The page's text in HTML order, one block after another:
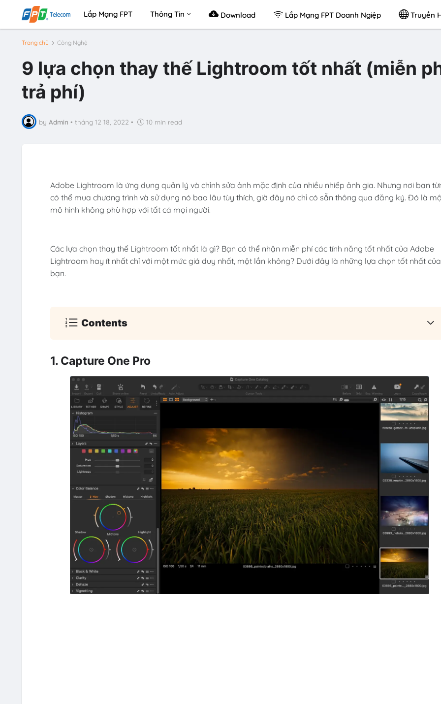
Lắp Mạng FPT Thông Tin Download Lắp Mạng FPT Doanh Ngiệp Truyền
Trang chủ Công Nghệ
9 lựa chọn thay thế Lightroom tốt nhất (miễn
trả phí)
by Admin • tháng 12 18, 2022 • 10 min read
Adobe Lightroom là ứng dụng quản lý và chỉnh sửa ảnh mặc định của nhiều nhiếp ảnh gia. Nhưng nơi bạn
có thể mua chương trình và sử dụng nó bao lâu tùy thích, giờ đây nó chỉ có sẵn thông qua đăng ký. Đó là
mô hình không phù hợp với tất cả mọi người.
Các lựa chọn thay thế Lightroom tốt nhất là gì? Bạn có thể nhận miễn phí các tính năng tốt nhất của Adobe
Lightroom hay ít nhất chỉ với một mức giá duy nhất, một lần không? Dưới đây là những lựa chọn tốt nhất của
bạn.
Contents
1. Capture One Pro